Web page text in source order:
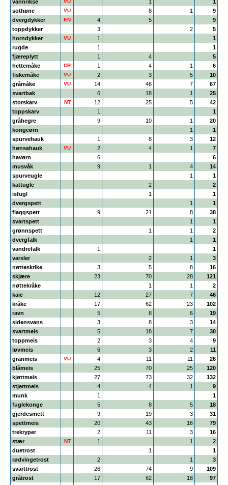
vannrikse
VU 1
1
sothøne
VU 8 1
9
dvergdykker
EN 4 5
9
toppdykker
3 2
5
horndykker
VU 1
1
rugde
1
1
fjæreplytt
1 4
5
hettemåke
CR 1 4 1
6
fiskemåke
VU 2 3 5
10
gråmåke
VU 14 46 7
67
svartbak
6 18 1
25
storskarv
NT 12 25 5
42
toppskarv
1
1
gråhegre
9 10 1
20
kongeørn
1
1
spurvehauk
1 8 3
12
hønsehauk
VU 2 4 1
7
havørn
6
6
musvåk
9 1 4
14
spurveugle
1
1
kattugle
2
2
isfugl
1
1
dvergspett
1
1
flaggspett
9 21 8
38
svartspett
1
1
grønnspett
1 1
2
dvergfalk
1
1
vandrefalk
1
1
varsler
2 1
3
nøtteskrike
3 5 8
16
skjære
23 70 28
121
nøttekråke
1 1
2
kaie
12 27 7
46
kråke
17 62 23
102
ravn
5 8 6
19
sidensvans
3 8 3
14
svartmeis
5 18 7
30
toppmeis
2 3 4
9
løvmeis
6 3 2
11
granmeis
VU 4 11 11
26
blåmeis
25 70 25
120
kjøttmeis
27 73 32
132
stjertmeis
4 4 1
9
munk
1
1
fuglekonge
5 8 5
18
gjerdesmett
9 19 3
31
spettmeis
20 43 16
79
trekryper
2 11 3
16
stær
NT 1 1
2
duetrost
1
1
rødvingetrost
2 1
3
svarttrost
26 74 9
109
gråtrost
17 62 18
97